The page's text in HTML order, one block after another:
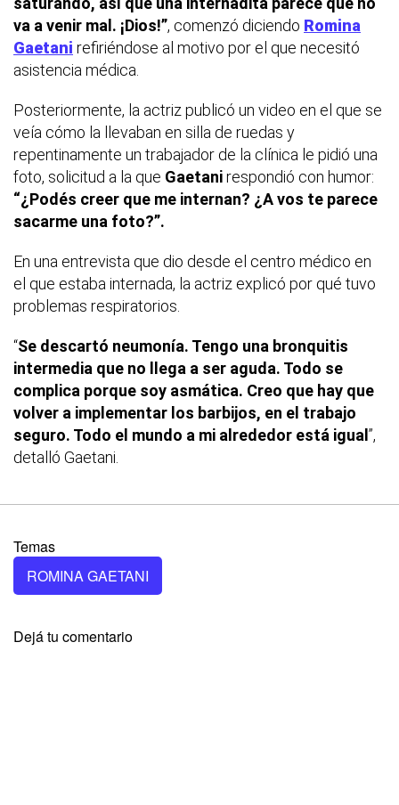
va a venir mal. ¡Dios!”, comenzó diciendo Romina
Gaetani refiriéndose al motivo por el que necesitó
asistencia médica.
Posteriormente, la actriz publicó un video en el que se
veía cómo la llevaban en silla de ruedas y
repentinamente un trabajador de la clínica le pidió una
foto, solicitud a la que Gaetanirespondió con humor:
“¿Podés creer que me internan? ¿A vos te parece
sacarme una foto?”.
En una entrevista que dio desde el centro médico en
el que estaba internada, la actriz explicó por qué tuvo
problemas respiratorios.
“Se descartó neumonía. Tengo una bronquitis
intermedia que no llega a ser aguda. Todo se
complica porque soy asmática. Creo que hay que
volver a implementar los barbijos, en el trabajo
seguro. Todo el mundo a mi alrededor está igual ”,
detalló Gaetani.
Temas
ROMINA GAETANI
Dejá tu comentario